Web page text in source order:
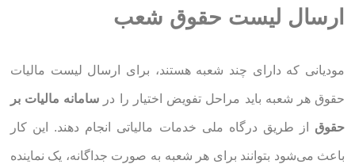
ارسال لیست حقوق شعب
مودیانی که دارای چند شعبه هستند، برای ارسال لیست مالیات
حقوق هر شعبه باید مراحل تفویض اختیار را در سامانه مالیات بر
حقوق از طریق درگاه ملی خدمات مالیاتی انجام دهند. این کار
باعث می‌شود بتوانند برای هر شعبه به صورت جداگانه، یک نماینده